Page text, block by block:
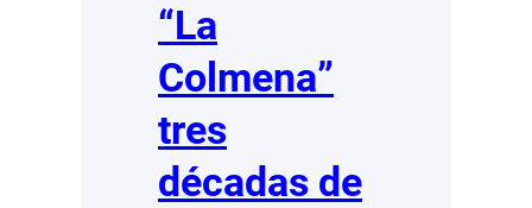
“La
Colmena”
tres
décadas de